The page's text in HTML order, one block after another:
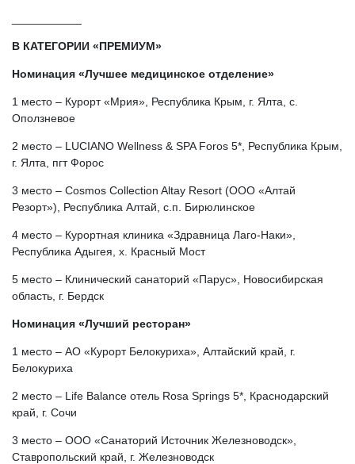
В КАТЕГОРИИ «ПРЕМИУМ»
Номинация «Лучшее медицинское отделение»
1 место – Курорт «Мрия», Республика Крым, г. Ялта, с.
Оползневое
2 место – LUCIANO Wellness & SPA Foros 5*, Республика Крым,
г. Ялта, пгт Форос
3 место – Cosmos Collection Altay Resort (ООО «Алтай
Резорт»), Республика Алтай, с.п. Бирюлинское
4 место – Курортная клиника «Здравница Лаго-Наки»,
Республика Адыгея, х. Красный Мост
5 место – Клинический санаторий «Парус», Новосибирская
область, г. Бердск
Номинация «Лучший ресторан»
1 место – АО «Курорт Белокуриха», Алтайский край, г.
Белокуриха
2 место – Life Balance отель Rosa Springs 5*, Краснодарский
край, г. Сочи
3 место – ООО «Санаторий Источник Железноводск»,
Ставропольский край, г. Железноводск